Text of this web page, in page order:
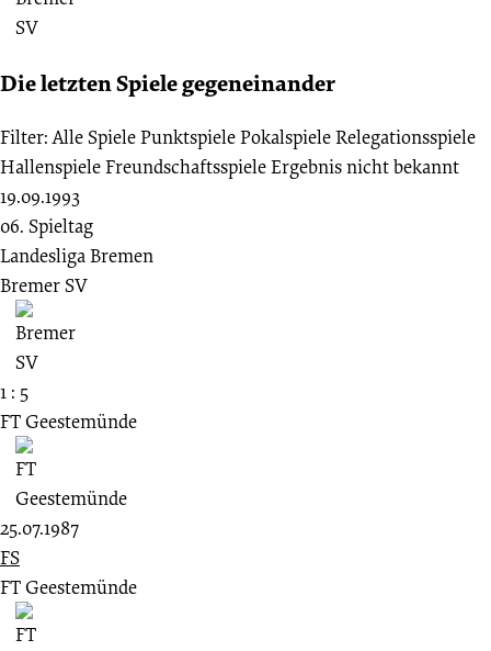
Die letzten Spiele gegeneinander
Filter: Alle SpielePunktspielePokalspieleRelegationsspiele
HallenspieleFreundschaftsspieleErgebnis nicht bekannt
19.09.1993
06. Spieltag
Landesliga Bremen
Bremer SV
1 : 5
FT Geestemünde
25.07.1987
FS
FT Geestemünde